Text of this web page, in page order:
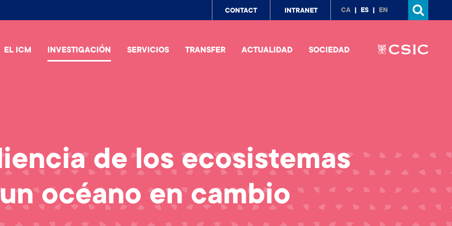
TopCONTACT INTRANET CA ES EN
EL ICM INVESTIGACIÓN SERVICIOS TRANSFER ACTUALIDAD SOCIEDAD
de los ecosistemas
océano en cambio